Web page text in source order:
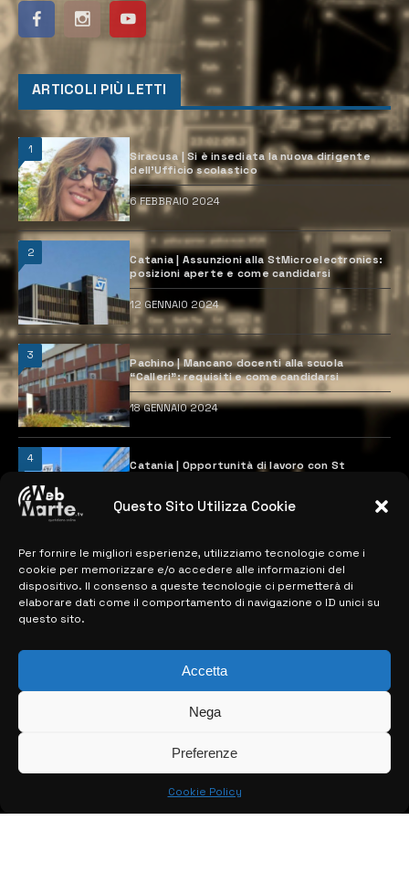
Questo Sito Utilizza Cookie
Per fornire le migliori esperienze, utilizziamo tecnologie come i
cookie per memorizzare e/o accedere alle informazioni del
dispositivo. Il consenso a queste tecnologie ci permetterà di
elaborare dati come il comportamento di navigazione o ID unici su
questo sito.
Accetta
Nega
Preferenze
Cookie Policy
ARTICOLI PIÙ LETTI
1
Siracusa | Si è insediata la nuova dirigente
dell’Ufficio scolastico
6 FEBBRAIO 2024
2
Catania | Assunzioni alla StMicroelectronics:
posizioni aperte e come candidarsi
12 GENNAIO 2024
3
Pachino | Mancano docenti alla scuola
“Calleri”: requisiti e come candidarsi
18 GENNAIO 2024
4
Catania | Opportunità di lavoro con St
28 MARZO 2024
MAPPA DEL SITO
> NOTIZIE
> CONTATTI